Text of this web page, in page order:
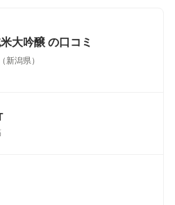
大吟醸 の口コミ
（新潟県）